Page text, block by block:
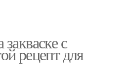
с
рецепт для